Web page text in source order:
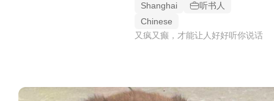
Shanghai
听书人
Chinese
又疯又癫，才能让人好好听你说话